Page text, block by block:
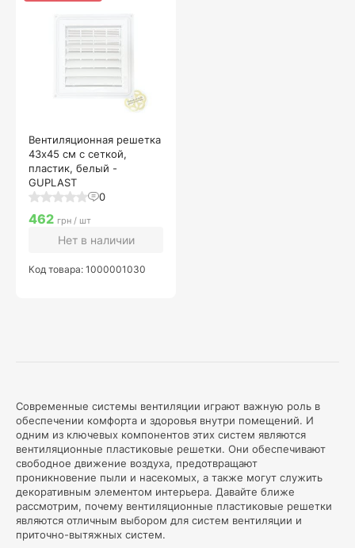
Современные системы вентиляции играют важную роль в
обеспечении комфорта и здоровья внутри помещений. И
одним из ключевых компонентов этих систем являются
вентиляционные пластиковые решетки. Они обеспечивают
свободное движение воздуха, предотвращают
проникновение пыли и насекомых, а также могут служить
декоративным элементом интерьера. Давайте ближе
рассмотрим, почему вентиляционные пластиковые решетки
являются отличным выбором для систем вентиляции и
приточно-вытяжных систем.
Вентиляционная решетка
43х45 см с сеткой,
пластик, белый -
GUPLAST
0
462 грн / шт
Нет в наличии
Код товара: 1000001030